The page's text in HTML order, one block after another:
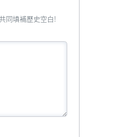
同填補歷史空白!